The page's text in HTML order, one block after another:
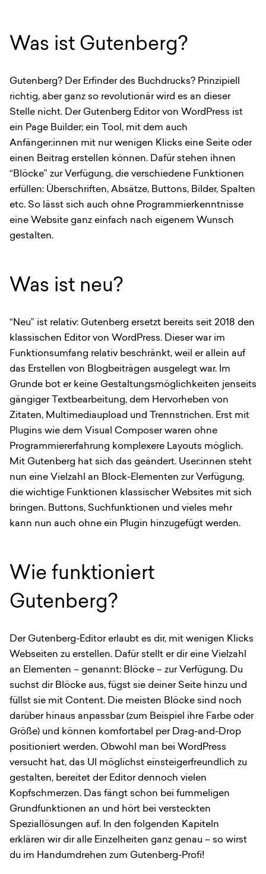
Was ist Gutenberg?
Gutenberg? Der Erfinder des Buchdrucks? Prinzipiell
richtig, aber ganz so revolutionär wird es an dieser
Stelle nicht. Der Gutenberg Editor von WordPress ist
ein Page Builder; ein Tool, mit dem auch
Anfänger:innen mit nur wenigen Klicks eine Seite oder
einen Beitrag erstellen können. Dafür stehen ihnen
“Blöcke” zur Verfügung, die verschiedene Funktionen
erfüllen: Überschriften, Absätze, Buttons, Bilder, Spalten
etc. So lässt sich auch ohne Programmierkenntnisse
eine Website ganz einfach nach eigenem Wunsch
gestalten.
Was ist neu?
“Neu” ist relativ: Gutenberg ersetzt bereits seit 2018 den
klassischen Editor von WordPress. Dieser war im
Funktionsumfang relativ beschränkt, weil er allein auf
das Erstellen von Blogbeiträgen ausgelegt war. Im
Grunde bot er keine Gestaltungsmöglichkeiten jenseits
gängiger Textbearbeitung, dem Hervorheben von
Zitaten, Multimediaupload und Trennstrichen. Erst mit
Plugins wie dem Visual Composer waren ohne
Programmiererfahrung komplexere Layouts möglich.
Mit Gutenberg hat sich das geändert. User:innen steht
nun eine Vielzahl an Block-Elementen zur Verfügung,
die wichtige Funktionen klassischer Websites mit sich
bringen. Buttons, Suchfunktionen und vieles mehr
kann nun auch ohne ein Plugin hinzugefügt werden.
Wie funktioniert
Gutenberg?
Der Gutenberg-Editor erlaubt es dir, mit wenigen Klicks
Webseiten zu erstellen. Dafür stellt er dir eine Vielzahl
an Elementen – genannt: Blöcke – zur Verfügung. Du
suchst dir Blöcke aus, fügst sie deiner Seite hinzu und
füllst sie mit Content. Die meisten Blöcke sind noch
darüber hinaus anpassbar (zum Beispiel ihre Farbe oder
Größe) und können komfortabel per Drag-and-Drop
positioniert werden. Obwohl man bei WordPress
versucht hat, das UI möglichst einsteigerfreundlich zu
gestalten, bereitet der Editor dennoch vielen
Kopfschmerzen. Das fängt schon bei fummeligen
Grundfunktionen an und hört bei versteckten
Speziallösungen auf. In den folgenden Kapiteln
erklären wir dir alle Einzelheiten ganz genau – so wirst
du im Handumdrehen zum Gutenberg-Profi!